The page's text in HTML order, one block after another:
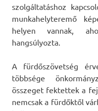
szolgáltatáshoz
munkahelyteremő
helyen vannak,
hangsúlyozta.
A fürdőszövetség
többsége
összeget fektettek a
nemcsak a fürdőktől